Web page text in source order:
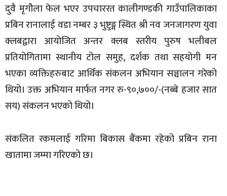
दुवै मृगौला फेल भएर उपचाररत कालीगण्डकी गाउँपालिकाका
प्रबिन रानालाई वडा नम्बर ३ भुष्टुङ्ग स्थित श्री नव जनजागरण युवा
क्लबद्वारा आयोजित अन्तर क्लब स्तरीय पुरुष भलीबल
प्रतियोगितामा स्थानीय टोल समुह, दर्शक तथा सहयोगी मन
भएका व्यक्तिहरुबाट आर्थिक संकलन अभियान सञ्चालन गरेको
थियो। उक्त अभियान मार्फत नगर रु-९०,७००/-(नब्बे हजार सात
सय) संकलन भएको थियो।
संकलित रकमलाई गरिमा बिकास बैंकमा रहेको प्रबिन राना
खातामा जम्मा गरिएको छ।